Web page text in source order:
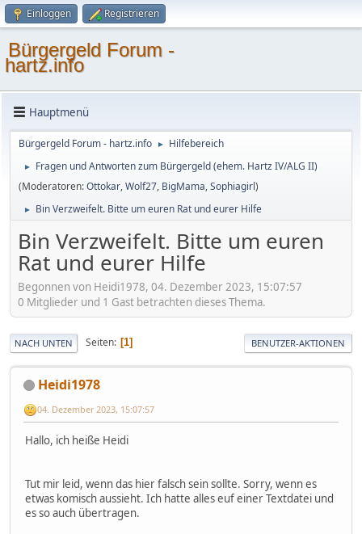
Einloggen Registrieren
Bürgergeld Forum -
hartz.info
Hauptmenü
Bürgergeld Forum - hartz.info ► Hilfebereich
►
Fragen und Antworten zum Bürgergeld (ehem. Hartz IV/ALG II)
(Moderatoren:Ottokar,Wolf27, BigMama,Sophiagirl)
► Bin Verzweifelt. Bitte um euren Rat und eurer Hilfe
Bin Verzweifelt. Bitte um euren
Rat und eurer Hilfe
Begonnen von Heidi1978, 04. Dezember 2023, 15:07:57
0 Mitglieder und 1 Gast betrachten dieses Thema.
NACH UNTEN Seiten 1 BENUTZER-AKTIONEN
Heidi1978
04. Dezember 2023, 15:07:57
Hallo, ich heiße Heidi
Tut mir leid, wenn das hier falsch sein sollte. Sorry, wenn es
etwas komisch aussieht. Ich hatte alles euf einer Textdatei und
es so auch übertragen.